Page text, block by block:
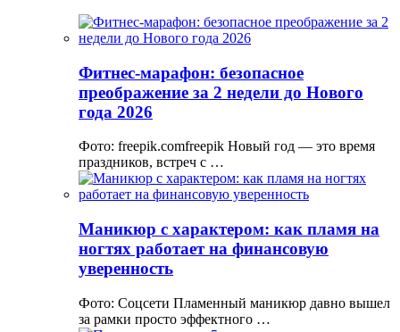
Фитнес-марафон: безопасное
преображение за 2 недели до Нового
года 2026
Фото: freepik.comfreepik Новый год — это время
праздников, встреч с …
Маникюр с характером: как пламя на
ногтях работает на финансовую
уверенность
Фото: Соцсети Пламенный маникюр давно вышел
за рамки просто эффектного …